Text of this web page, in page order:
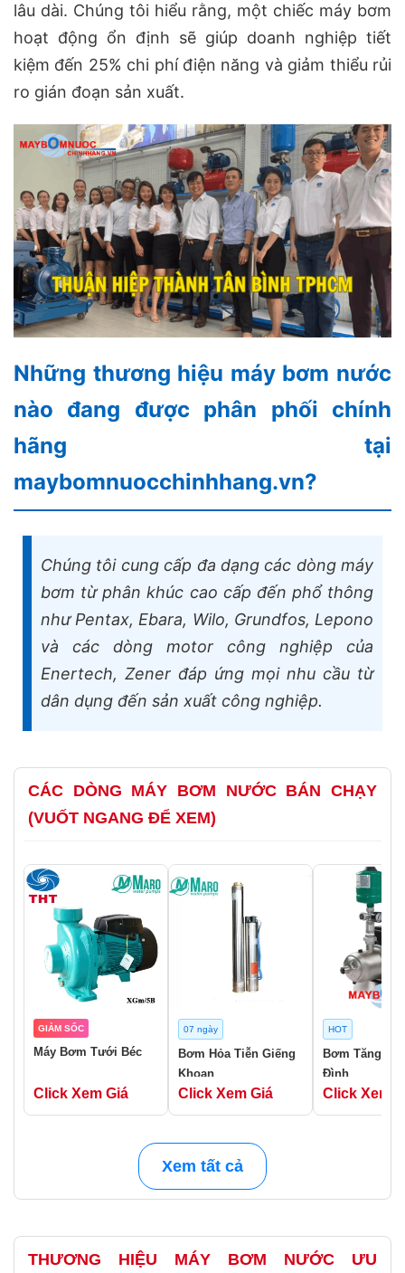
lâu dài. Chúng tôi hiểu rằng, một chiếc máy bơm
hoạt động ổn định sẽ giúp doanh nghiệp tiết
kiệm đến 25% chi phí điện năng và giảm thiểu rủi
ro gián đoạn sản xuất.
Những thương hiệu máy bơm nước
nào đang được phân phối chính
hãng tại
maybomnuocchinhhang.vn?
Chúng tôi cung cấp đa dạng các dòng máy
bơm từ phân khúc cao cấp đến phổ thông
như Pentax, Ebara, Wilo, Grundfos, Lepono
và các dòng motor công nghiệp của
Enertech, Zener đáp ứng mọi nhu cầu từ
dân dụng đến sản xuất công nghiệp.
CÁC DÒNG MÁY BƠM NƯỚC BÁN CHẠY
(VUỐT NGANG ĐỂ XEM)
GIẢM SỐC
Máy Bơm Tưới Béc
Click Xem Giá
07 ngày
Bơm Hỏa Tiễn Giếng
Khoan
Click Xem Giá
HOT
Bơm Tăng Áp
Đình
Click Xem
Xem tất cả
THƯƠNG HIỆU MÁY BƠM NƯỚC ƯU